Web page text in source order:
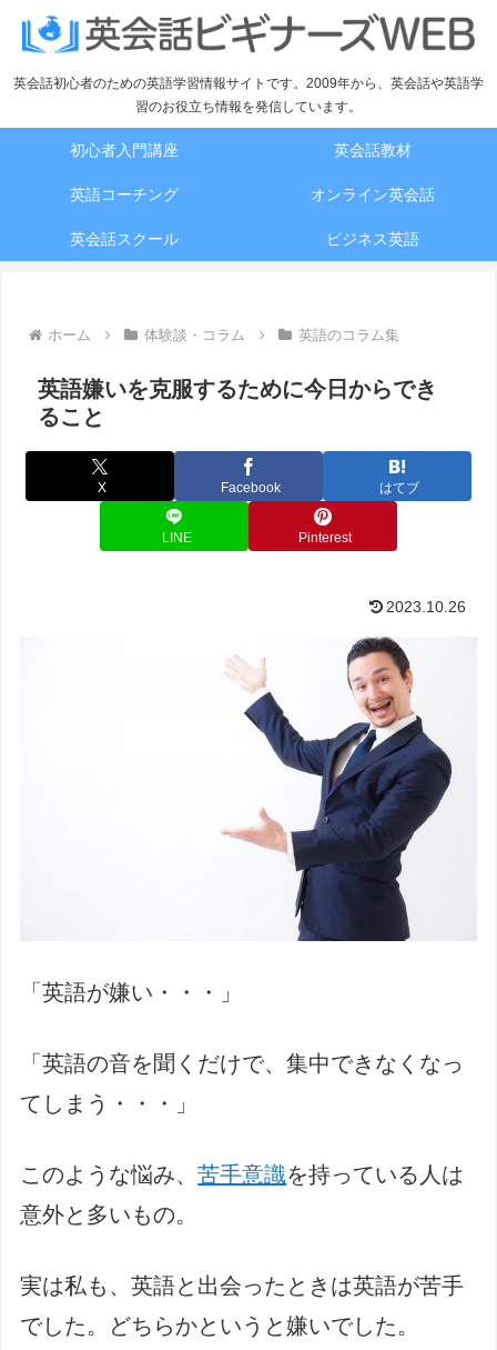
英会話初心者のための英語学習情報サイトです。2009年から、英会話や英語学
習のお役立ち情報を発信しています。
初心者入門講座 英会話教材
英語コーチング オンライン英会話
英会話スクール ビジネス英語
ホーム 体験談・コラム 英語のコラム集
英語嫌いを克服するために今日からでき
ること
X Facebook はてブ
LINE Pinterest
2023.10.26
「英語が嫌い・・・」
「英語の音を聞くだけで、集中できなくなっ
てしまう・・・」
このような悩み、苦手意識を持っている人は
意外と多いもの。
実は私も、英語と出会ったときは英語が苦手
でした。どちらかというと嫌いでした。